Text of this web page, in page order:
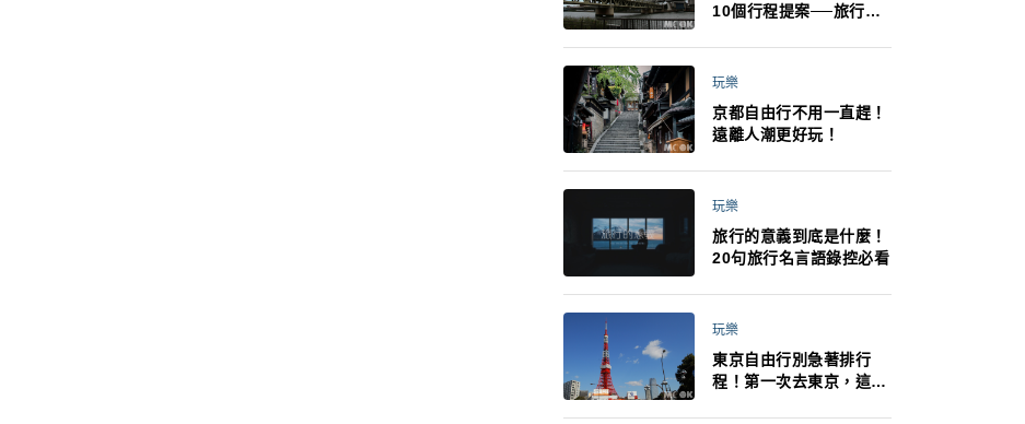
10個行程提案──旅行不
法！
玩樂
京都自由行不用一直趕！
遠離人潮更好玩！
玩樂
旅行的意義到底是什麼！
20句旅行名言語錄控必看
玩樂
東京自由行別急著排行
程！第一次去東京，這10